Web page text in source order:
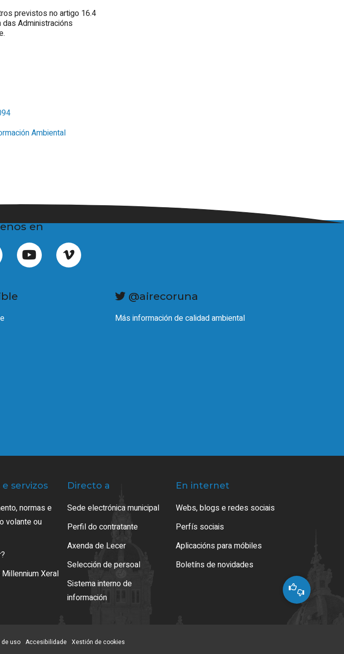
previstos no artigo 16.4
Administracións
Ambiental
en
@airecoruna
Más información de calidad ambiental
servizos
normas e
volante ou
Xeral
Directo a
Sede electrónica municipal
Perfil do contratante
Axenda de Lecer
Selección de persoal
Sistema interno de
información
En internet
Webs, blogs e redes sociais
Perfís sociais
Aplicacións para móbiles
Boletíns de novidades
uso Accesibilidade Xestión de cookies